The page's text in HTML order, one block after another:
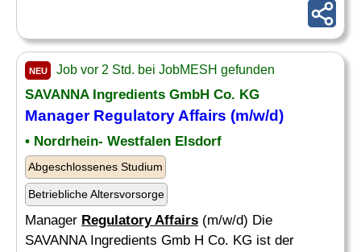
NEU Job vor 2 Std. bei JobMESH gefunden
SAVANNA Ingredients GmbH Co. KG
Manager Regulatory Affairs (m/w/d)
• Nordrhein- Westfalen Elsdorf
Abgeschlossenes Studium
Betriebliche Altersvorsorge
Manager Regulatory Affairs (m/w/d) Die
SAVANNA Ingredients Gmb H Co. KG ist der